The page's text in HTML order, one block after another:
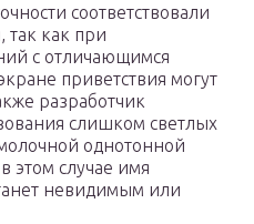
соответствовали
так как при
с отличающимся
приветствия могут
разработчик
слишком светлых
однотонной
этом случае имя
невидимым или